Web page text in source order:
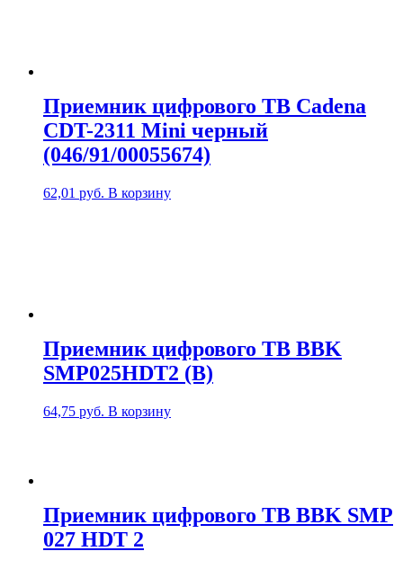
Приемник цифрового ТВ Cadena
CDT-2311 Mini черный
(046/91/00055674)
62,01 руб. В корзину
Приемник цифрового ТВ BBK
SMP025HDT2 (B)
64,75 руб. В корзину
Приемник цифрового ТВ BBK SMP
027 HDT 2